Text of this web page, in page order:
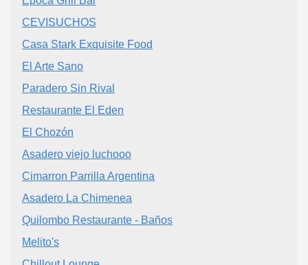
CEVISUCHOS
Casa Stark Exquisite Food
El Arte Sano
Paradero Sin Rival
Restaurante El Eden
El Chozón
Asadero viejo luchooo
Cimarron Parrilla Argentina
Asadero La Chimenea
Quilombo Restaurante - Baños
Melito's